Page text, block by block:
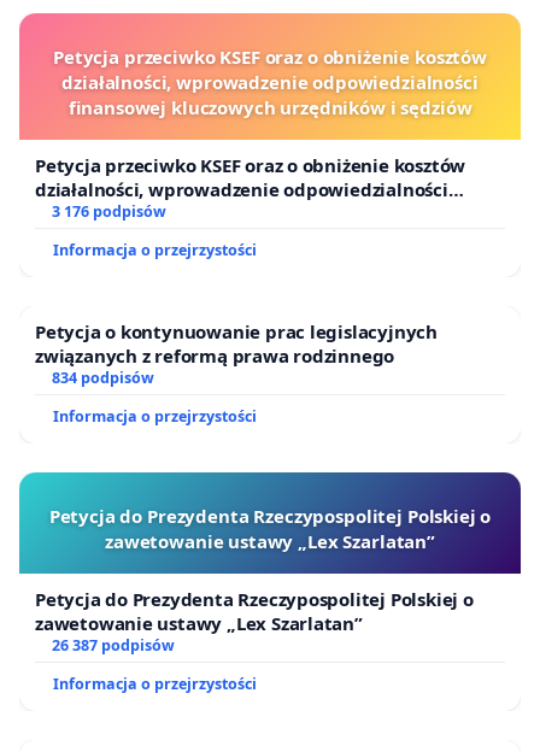
Petycja przeciwko KSEF oraz o obniżenie kosztów
działalności, wprowadzenie odpowiedzialności
finansowej kluczowych urzędników i sędziów
Petycja przeciwko KSEF oraz o obniżenie kosztów
działalności, wprowadzenie odpowiedzialności
finansowej kluczowych urzędników i sędziów
3 176 podpisów
Informacja o przejrzystości
Petycja o kontynuowanie prac legislacyjnych
związanych z reformą prawa rodzinnego
834 podpisów
Informacja o przejrzystości
Petycja do Prezydenta Rzeczypospolitej Polskiej o
zawetowanie ustawy „Lex Szarlatan”
Petycja do Prezydenta Rzeczypospolitej Polskiej o
zawetowanie ustawy „Lex Szarlatan”
26 387 podpisów
Informacja o przejrzystości